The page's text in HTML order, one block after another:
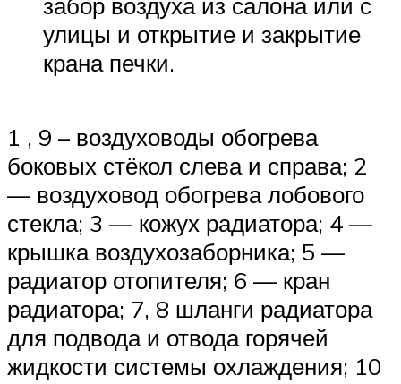
улицы и открытие и закрытие
крана печки.
1 , 9 – воздуховоды обогрева
боковых стёкол слева и справа; 2
— воздуховод обогрева лобового
стекла; 3 — кожух радиатора; 4 —
крышка воздухозаборника; 5 —
радиатор отопителя; 6 — кран
радиатора; 7, 8 шланги радиатора
для подвода и отвода горячей
жидкости системы охлаждения; 10